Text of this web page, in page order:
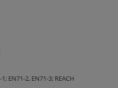
EN71-2, EN71-3; REACH